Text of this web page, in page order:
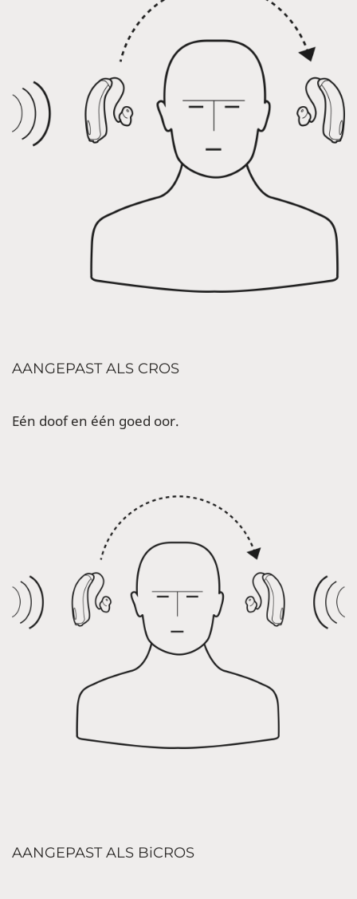
AANGEPAST ALS CROS
Eén doof en één goed oor.
AANGEPAST ALS BiCROS